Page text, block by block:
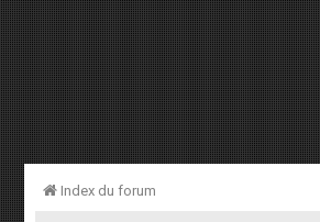
Index du forum